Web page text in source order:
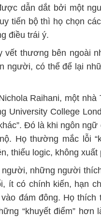
dẫn dắt bởi một
tiến bộ thì họ chọn
điều trái ý.
vết thương bên ngoài
người, có thể để lại
Raihani, một nhà
University College
Đó là khi ngôn
Họ thường mắc lỗi
thiếu logic, không xuất
người, những người
ít có chính kiến, hạn
đám đông. Họ thích
“khuyết điểm”